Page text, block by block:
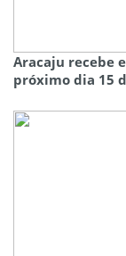
Aracaju recebe
próximo dia 15